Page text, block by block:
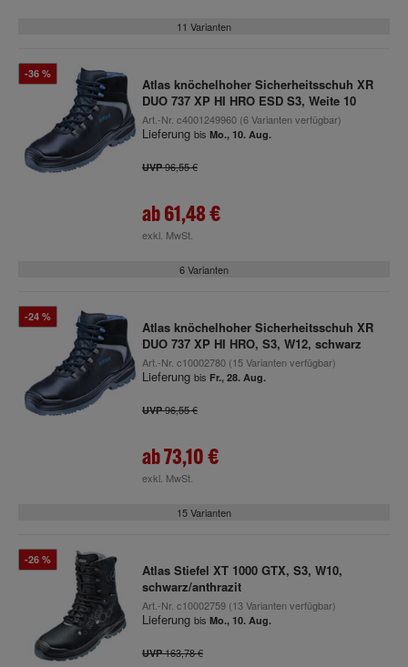
11 Varianten
-36 %
Atlas knöchelhoher Sicherheitsschuh XR
DUO 737 XP HI HRO ESD S3, Weite 10
Art.-Nr. c4001249960(6 Varianten verfügbar)
Lieferung bis Mo., 10. Aug.
UVP96,55 €
ab61,48 €
exkl. MwSt.
6 Varianten
-24 %
Atlas knöchelhoher Sicherheitsschuh XR
DUO 737 XP HI HRO, S3, W12, schwarz
Art.-Nr. c10002780(15 Varianten verfügbar)
Lieferung bis Fr., 28. Aug.
UVP96,55 €
ab73,10 €
exkl. MwSt.
15 Varianten
-26 %
Atlas Stiefel XT 1000 GTX, S3, W10,
schwarz/anthrazit
Art.-Nr. c10002759(13 Varianten verfügbar)
Lieferung bis Mo., 10. Aug.
UVP163,78 €